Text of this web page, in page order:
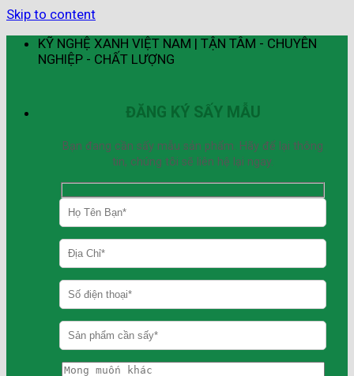
Skip to content
KỸ NGHỆ XANH VIỆT NAM | TẬN TÂM - CHUYÊN
NGHIỆP - CHẤT LƯỢNG
ĐĂNG KÝ SẤY MẪU
Bạn đang cần sấy mẫu sản phẩm. Hãy để lại thông
tin, chúng tôi sẽ liên hệ lại ngay.